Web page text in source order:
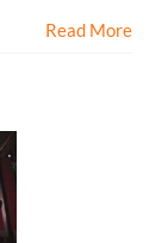
Read More